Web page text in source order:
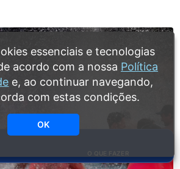
O QUE FAZER
essenciais e tecnologias
acordo com a nossa Política
e, ao continuar navegando,
com estas condições.
OK